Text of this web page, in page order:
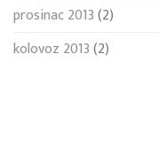
prosinac 2013(2)
kolovoz 2013(2)